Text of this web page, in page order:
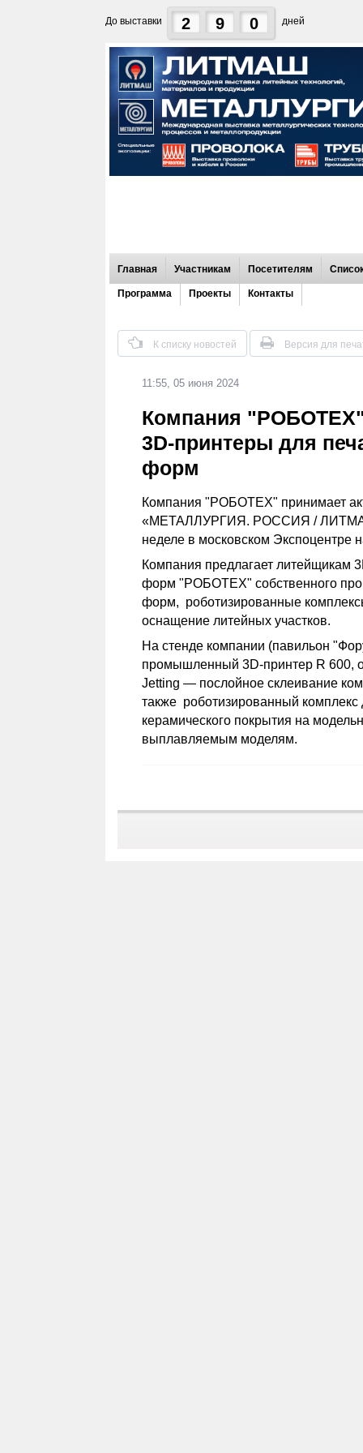
До выставки 2 9 0 дней
Главная Участникам Посетителям
Программа Проекты Контакты
К списку новостей Версия для
11:55, 05 июня 2024
Компания "РОБОТЕХ"
3D-принтеры для
форм
Компания "РОБОТЕХ" принимает
«МЕТАЛЛУРГИЯ. РОССИЯ /
неделе в московском Экспоцентре
Компания предлагает литейщикам
форм "РОБОТЕХ" собственного
форм, роботизированные
оснащение литейных участков.
На стенде компании (павильон
промышленный 3D-принтер R 600,
Jetting — послойное склеивание
также роботизированный
керамического покрытия на
выплавляемым моделям.